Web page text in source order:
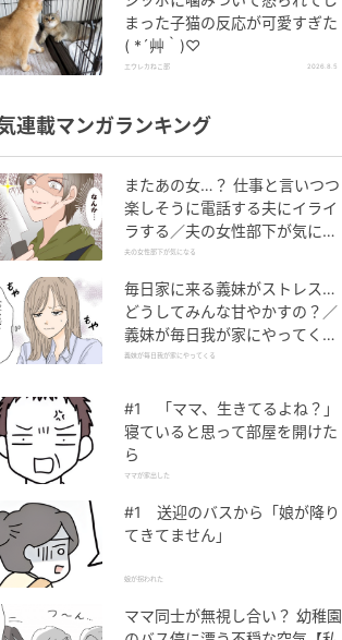
まった子猫の反応が可愛すぎた
( *´艸｀)♡
エウレカねこ部 2026.8.5
連載マンガランキング
またあの女…？ 仕事と言いつつ
楽しそうに電話する夫にイライ
ラする／夫の女性部下が気にな
る（1）【夫婦の危機 まんが】
夫の女性部下が気になる
毎日家に来る義妹がストレス…
どうしてみんな甘やかすの？／
義妹が毎日我が家にやってくる
（1）【義父母がシンドイんで
義妹が毎日我が家にやってくる
#1 「ママ、生きてるよね？」
寝ていると思って部屋を開けた
ら
ママが家出した
#1 送迎のバスから「娘が降り
てきてません」
娘が拐われた
ママ同士が無視し合い？ 幼稚園